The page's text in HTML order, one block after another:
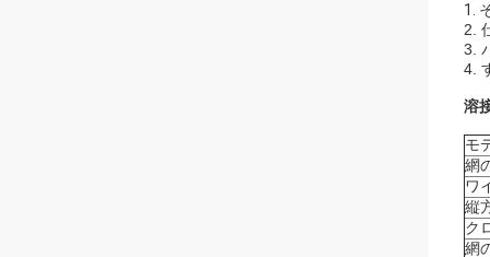
1.
2.
3.
4.
溶
モ
網
ワ
縦
ク
網